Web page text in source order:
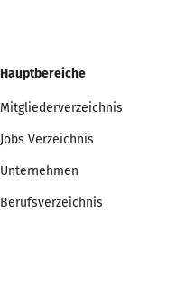
Hauptbereiche
Mitgliederverzeichnis
Jobs Verzeichnis
Unternehmen
Berufsverzeichnis